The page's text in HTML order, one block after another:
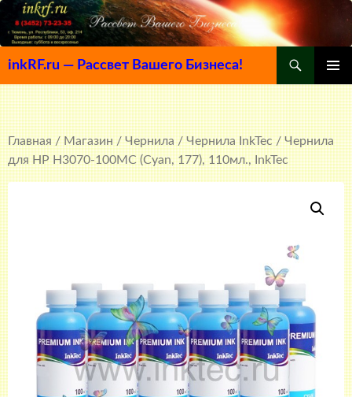
inkRF.ru — Рассвет Вашего Бизнеса!
МЕНЮ
К
СОДЕРЖИМОМУ
Главная/Магазин/Чернила/Чернила InkTec/ Чернила
для HP H3070-100MC (Cyan, 177), 110мл., InkTec